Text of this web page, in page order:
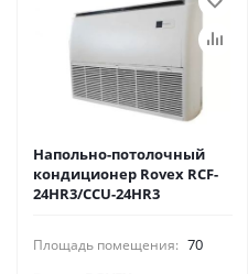
Напольно-потолочный
кондиционер Rovex RCF-
24HR3/CCU-24HR3
Площадь помещения: 70